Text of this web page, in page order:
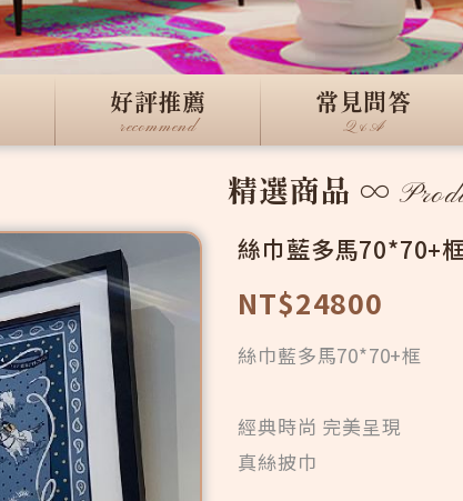
好評推薦
recommend
常見問答
Q&A
精選商品 ∞
絲巾藍多馬70*70+
NT$24800
絲巾藍多馬70*70+框
經典時尚 完美呈現
真絲披巾